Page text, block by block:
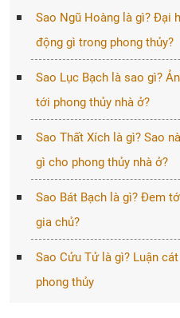
Sao Ngũ Hoàng là gì? Đại
động gì trong phong thủy?
Sao Lục Bạch là sao gì?
tới phong thủy nhà ở?
Sao Thất Xích là gì? Sao
gì cho phong thủy nhà ở?
Sao Bát Bạch là gì? Đem
gia chủ?
Sao Cửu Tử là gì? Luận
phong thủy